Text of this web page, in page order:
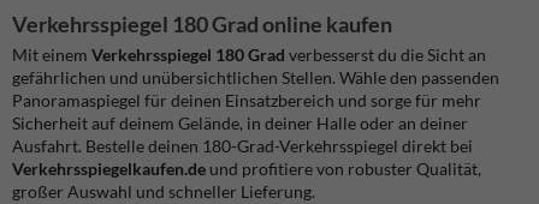
Verkehrsspiegel 180 Grad online kaufen
Mit einem Verkehrsspiegel 180 Grad verbesserst du die Sicht an
gefährlichen und unübersichtlichen Stellen. Wähle den passenden
Panoramaspiegel für deinen Einsatzbereich und sorge für mehr
Sicherheit auf deinem Gelände, in deiner Halle oder an deiner
Ausfahrt. Bestelle deinen 180-Grad-Verkehrsspiegel direkt bei
Verkehrsspiegelkaufen.de und profitiere von robuster Qualität,
großer Auswahl und schneller Lieferung.